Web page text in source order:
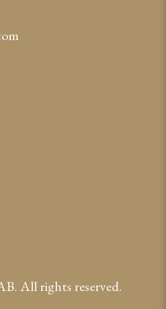
All rights reserved.